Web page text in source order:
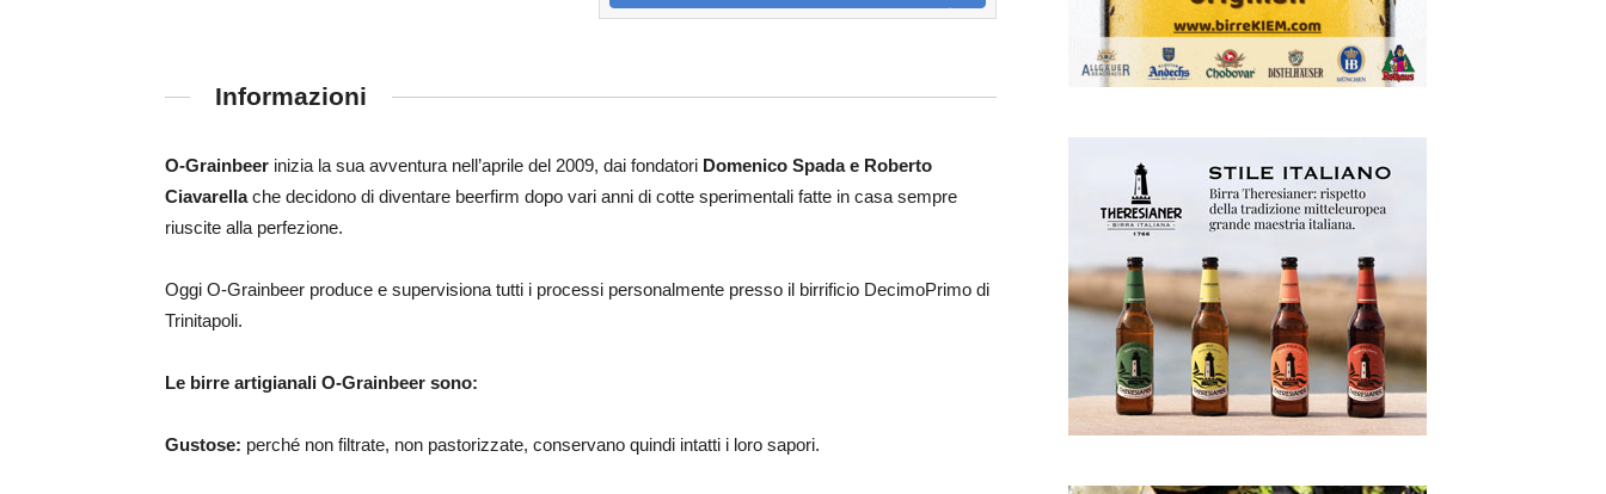
Informazioni
O-Grainbeer inizia la sua avventura nell’aprile del 2009, dai fondatori Domenico Spada e Roberto
Ciavarellache decidono di diventare beerfirm dopo vari anni di cotte sperimentali fatte in casa sempre
riuscite alla perfezione.
Oggi O-Grainbeer produce e supervisiona tutti i processi personalmente presso il birrificio DecimoPrimo di
Trinitapoli.
Le birre artigianali O-Grainbeer sono:
Gustose: perché non filtrate, non pastorizzate, conservano quindi intatti i loro sapori.